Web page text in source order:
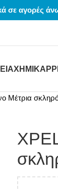
σε αγορές
ΧΗΜΙΚΆ
Μέτρια